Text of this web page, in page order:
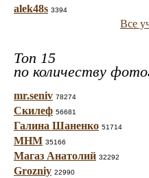
alek48s 3394
Все
Топ 15
по количеству
mr.seniv 78274
Скилеф 56681
Галина Шаненко 51714
МНМ 35166
Магаз Анатолий 32292
Grozniy 22990